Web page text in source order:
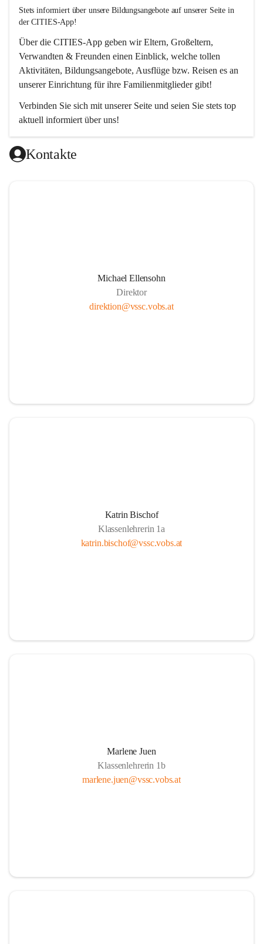
Stets informiert über unsere Bildungsangebote auf unserer Seite in
der CITIES-App!
Über die CITIES-App geben wir Eltern, Großeltern,
Verwandten & Freunden einen Einblick, welche tollen
Aktivitäten, Bildungsangebote, Ausflüge bzw. Reisen es an
unserer Einrichtung für ihre Familienmitglieder gibt!
Verbinden Sie sich mit unserer Seite und seien Sie stets top
aktuell informiert über uns!
Kontakte
Michael Ellensohn
Direktor
direktion@vssc.vobs.at
Katrin Bischof
Klassenlehrerin 1a
katrin.bischof@vssc.vobs.at
Marlene Juen
Klassenlehrerin 1b
marlene.juen@vssc.vobs.at